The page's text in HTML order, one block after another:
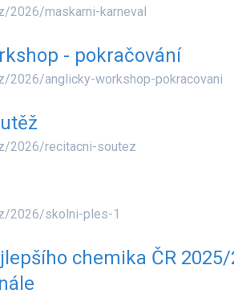
2026/maskarni-karneval
- pokračování
2026/anglicky-workshop-pokracovani
2026/recitacni-soutez
2026/skolni-ples-1
chemika ČR